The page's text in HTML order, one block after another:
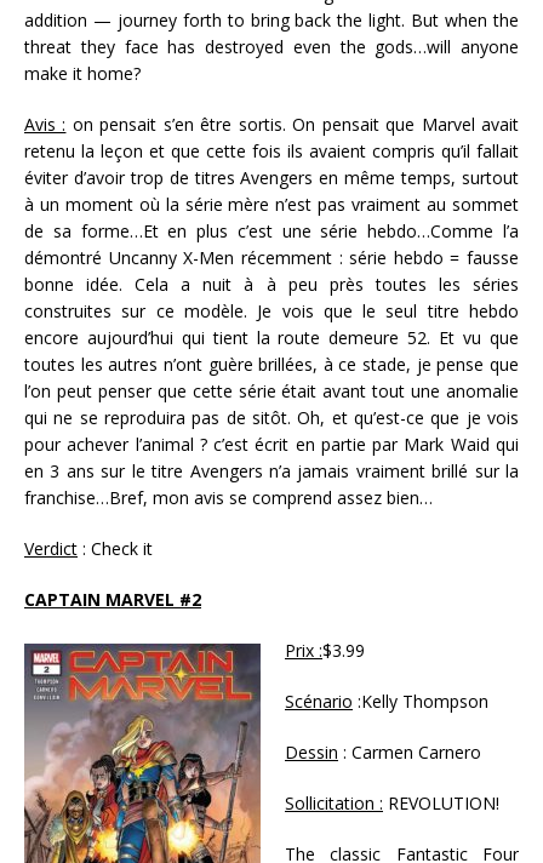
addition — journey forth to bring back the light. But when the
threat they face has destroyed even the gods…will anyone
make it home?
Avis : on pensait s’en être sortis. On pensait que Marvel avait
retenu la leçon et que cette fois ils avaient compris qu’il fallait
éviter d’avoir trop de titres Avengers en même temps, surtout
à un moment où la série mère n’est pas vraiment au sommet
de sa forme…Et en plus c’est une série hebdo…Comme l’a
démontré Uncanny X-Men récemment : série hebdo = fausse
bonne idée. Cela a nuit à à peu près toutes les séries
construites sur ce modèle. Je vois que le seul titre hebdo
encore aujourd’hui qui tient la route demeure 52. Et vu que
toutes les autres n’ont guère brillées, à ce stade, je pense que
l’on peut penser que cette série était avant tout une anomalie
qui ne se reproduira pas de sitôt. Oh, et qu’est-ce que je vois
pour achever l’animal ? c’est écrit en partie par Mark Waid qui
en 3 ans sur le titre Avengers n’a jamais vraiment brillé sur la
franchise…Bref, mon avis se comprend assez bien…
Verdict : Check it
CAPTAIN MARVEL #2
Prix :$3.99
Scénario :Kelly Thompson
Dessin : Carmen Carnero
Sollicitation : REVOLUTION!
The classic Fantastic Four